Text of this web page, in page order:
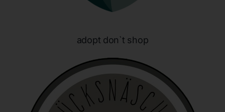
adopt don`t shop
Einschränkung der Verarbeitung ist die Markierung
e) Profiling
Profiling ist jede Art der automatisierten Verarbeitung
personenbezogener Daten, die darin besteht, dass diese
personenbezogenen Daten verwendet werden, um
bestimmte persönliche Aspekte, die sich auf eine
natürliche Person beziehen, zu bewerten, insbesondere,